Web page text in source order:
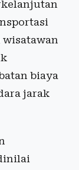
wisatawan
biaya
jarak